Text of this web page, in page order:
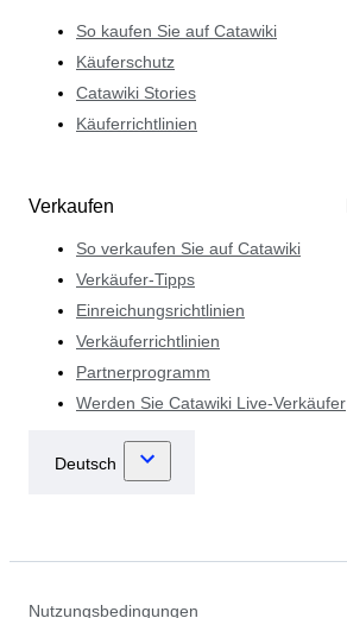
So kaufen Sie auf Catawiki
Käuferschutz
Catawiki Stories
Käuferrichtlinien
Verkaufen
So verkaufen Sie auf Catawiki
Verkäufer-Tipps
Einreichungsrichtlinien
Verkäuferrichtlinien
Partnerprogramm
Werden Sie Catawiki Live-Verkäufer
Nutzungsbedingungen